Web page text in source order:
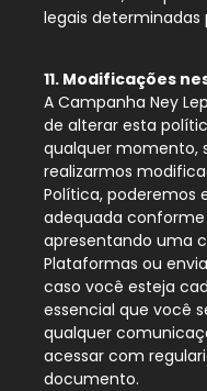
legais determinadas
11. Modificações
A Campanha Ney
de alterar esta
qualquer momento,
realizarmos
Política,
adequada
apresentando uma
Plataformas ou
caso você esteja
essencial que você
qualquer
acessar com
documento.